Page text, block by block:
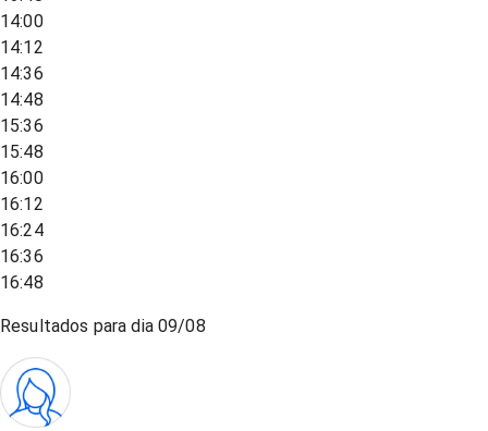
14:00
14:12
14:36
14:48
15:36
15:48
16:00
16:12
16:24
16:36
16:48
Resultados para dia09/08